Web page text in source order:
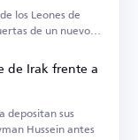
los Leones de
de un nuevo
de Irak frente a
depositan sus
Hussein antes